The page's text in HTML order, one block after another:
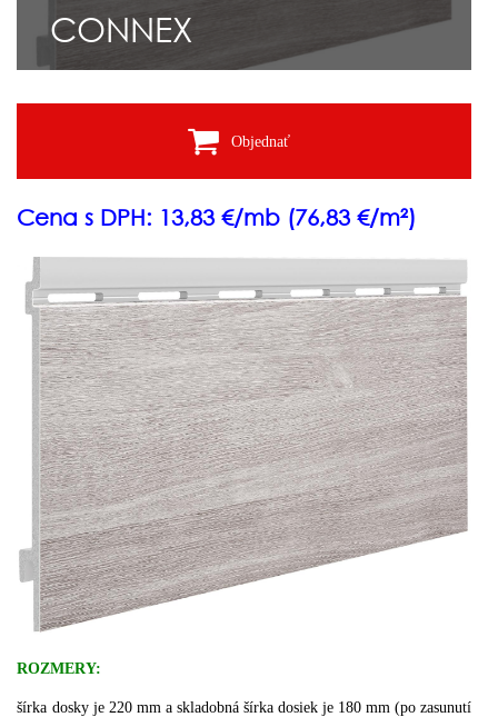
CONNEX
Objednať
Cena s DPH: 13,83 €/mb (76,83 €/m²)
ROZMERY:
šírka dosky je 220 mm a skladobná šírka dosiek je 180 mm (po zasunutí